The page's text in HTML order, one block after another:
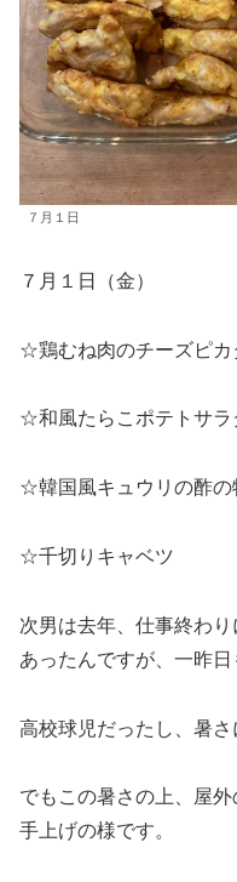
７月１日
７月１日（金）
☆鶏むね肉のチーズピカ
☆和風たらこポテトサラ
☆韓国風キュウリの酢の
☆千切りキャベツ
次男は去年、仕事終わ
あったんですが、一昨日
高校球児だったし、暑さ
でもこの暑さの上、屋
手上げの様です。